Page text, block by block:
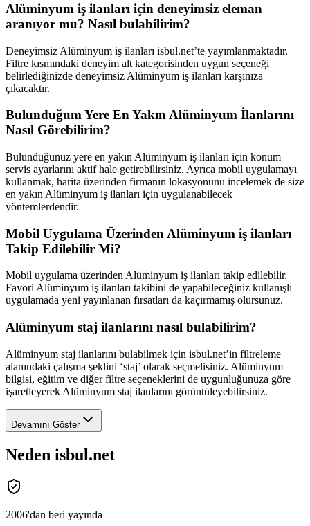
Alüminyum iş ilanları için deneyimsiz eleman
aranıyor mu? Nasıl bulabilirim?
Deneyimsiz Alüminyum iş ilanları isbul.net’te yayımlanmaktadır.
Filtre kısmındaki deneyim alt kategorisinden uygun seçeneği
belirlediğinizde deneyimsiz Alüminyum iş ilanları karşınıza
çıkacaktır.
Bulunduğum Yere En Yakın Alüminyum İlanlarını
Nasıl Görebilirim?
Bulunduğunuz yere en yakın Alüminyum iş ilanları için konum
servis ayarlarını aktif hale getirebilirsiniz. Ayrıca mobil uygulamayı
kullanmak, harita üzerinden firmanın lokasyonunu incelemek de size
en yakın Alüminyum iş ilanları için uygulanabilecek
yöntemlerdendir.
Mobil Uygulama Üzerinden Alüminyum iş ilanları
Takip Edilebilir Mi?
Mobil uygulama üzerinden Alüminyum iş ilanları takip edilebilir.
Favori Alüminyum iş ilanları takibini de yapabileceğiniz kullanışlı
uygulamada yeni yayınlanan fırsatları da kaçırmamış olursunuz.
Alüminyum staj ilanlarını nasıl bulabilirim?
Alüminyum staj ilanlarını bulabilmek için isbul.net’in filtreleme
alanındaki çalışma şeklini ‘staj’ olarak seçmelisiniz. Alüminyum
bilgisi, eğitim ve diğer filtre seçeneklerini de uygunluğunuza göre
işaretleyerek Alüminyum staj ilanlarını görüntüleyebilirsiniz.
Devamını Göster
Neden isbul.net
2006'dan beri yayında